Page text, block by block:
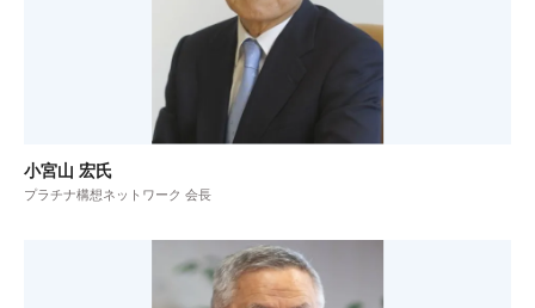
小宮山 宏氏
プラチナ構想ネットワーク 会長